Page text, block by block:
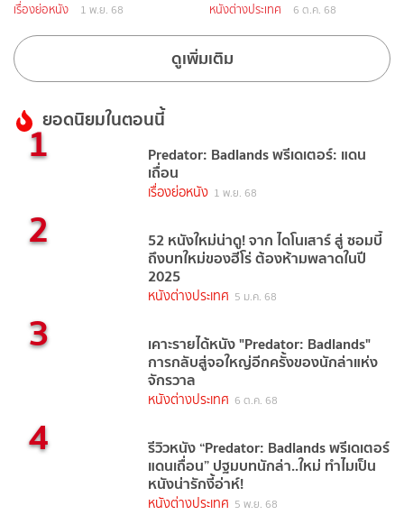
เรื่องย่อหนัง 1 พ.ย. 68 หนังต่างประเทศ 6 ต.ค. 68
ดูเพิ่มเติม
ยอดนิยมในตอนนี้
1 Predator: Badlands พรีเดเตอร์: แดน
เถื่อน
เรื่องย่อหนัง 1 พ.ย. 68
2 52 หนังใหม่น่าดู! จาก ไดโนเสาร์ สู่ ซอมบี้
ถึงบทใหม่ของฮีโร่ ต้องห้ามพลาดในปี
2025
หนังต่างประเทศ 5 ม.ค. 68
3 เคาะรายได้หนัง "Predator: Badlands"
การกลับสู่จอใหญ่อีกครั้งของนักล่าแห่ง
จักรวาล
หนังต่างประเทศ 6 ต.ค. 68
4 รีวิวหนัง “Predator: Badlands พรีเดเตอร์
แดนเถื่อน” ปฐมบทนักล่า..ใหม่ ทำไมเป็น
หนังน่ารักงี้อ่าห์!
หนังต่างประเทศ 5 พ.ย. 68